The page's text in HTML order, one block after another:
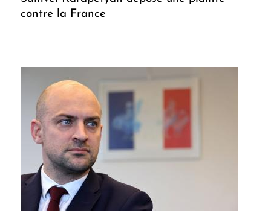
contre la France